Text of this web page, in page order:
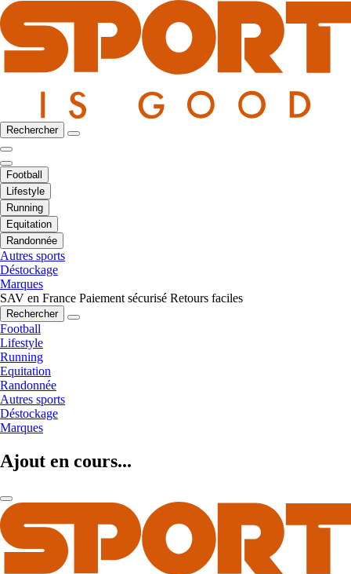
Rechercher
Football
Lifestyle
Running
Equitation
Randonnée
Autres sports
Déstockage
Marques
SAV en France Paiement sécurisé Retours faciles
Rechercher
Football
Lifestyle
Running
Equitation
Randonnée
Autres sports
Déstockage
Marques
Ajout en cours...